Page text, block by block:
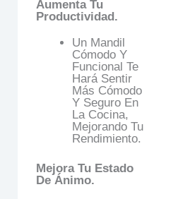
Aumenta Tu
Productividad.
Un Mandil
Cómodo Y
Funcional Te
Hará Sentir
Más Cómodo
Y Seguro En
La Cocina,
Mejorando Tu
Rendimiento.
Mejora Tu Estado
De Ánimo.